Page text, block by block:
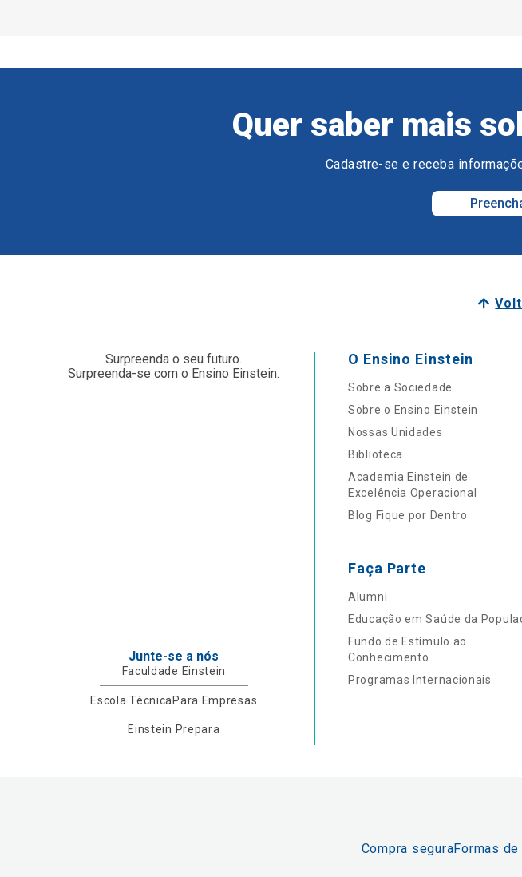
Quer saber mais
Cadastre-se e receba
Surpreenda o seu futuro.
Surpreenda-se com o Ensino Einstein.
Junte-se a nós
Faculdade Einstein
Escola Técnica Para Empresas
Einstein Prepara
O Ensino Einstein
Sobre a Sociedade
Sobre o Ensino Einstein
Nossas Unidades
Biblioteca
Academia Einstein de
Excelência Operacional
Blog Fique por Dentro
Faça Parte
Alumni
Educação em Saúde da
Fundo de Estímulo ao
Conhecimento
Programas Internacionais
Compra seguraFormas